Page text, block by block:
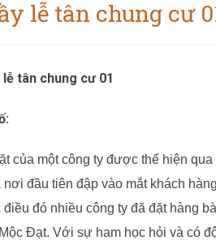
lễ tân chung cư
lễ tân chung cư 01
của một công ty được thể hiện
nơi đầu tiên đập vào mắt khách
đó nhiều công ty đã đặt hàng
Đạt. Với sự ham học hỏi và có